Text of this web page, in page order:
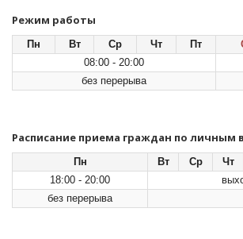
Режим работы
Пн Вт Ср Чт Пт
08:00 - 20:00
без перерыва
Расписание приема граждан по личным
Пн Вт Ср Чт
18:00 - 20:00
без перерыва